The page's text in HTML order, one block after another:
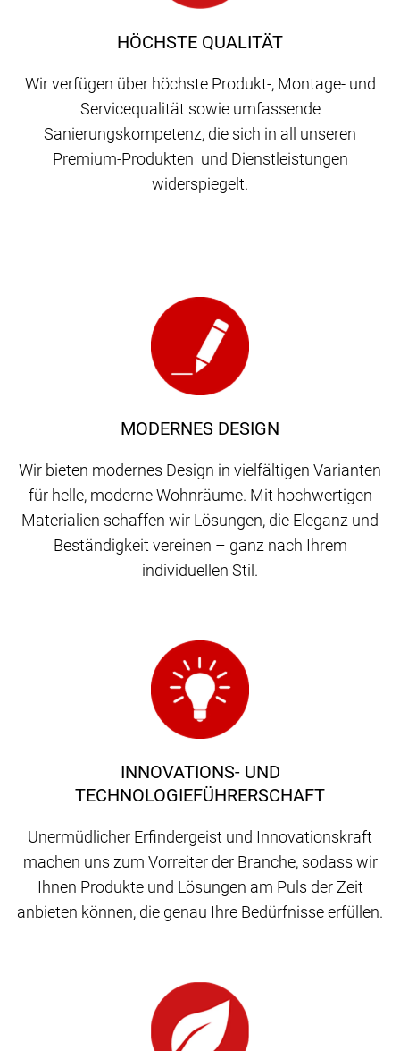
HÖCHSTE QUALITÄT
Wir verfügen über höchste Produkt-, Montage- und
Servicequalität sowie umfassende
Sanierungskompetenz, die sich in all unseren
Premium-Produkten und Dienstleistungen
widerspiegelt.
MODERNES DESIGN
Wir bieten modernes Design in vielfältigen Varianten
für helle, moderne Wohnräume. Mit hochwertigen
Materialien schaffen wir Lösungen, die Eleganz und
Beständigkeit vereinen – ganz nach Ihrem
individuellen Stil.
INNOVATIONS- UND
TECHNOLOGIEFÜHRERSCHAFT
Unermüdlicher Erfindergeist und Innovationskraft
machen uns zum Vorreiter der Branche, sodass wir
Ihnen Produkte und Lösungen am Puls der Zeit
anbieten können, die genau Ihre Bedürfnisse erfüllen.